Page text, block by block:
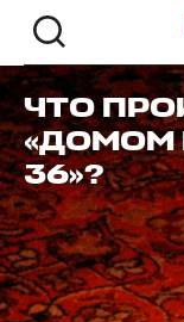
ЧТО
«ДОМОМ
36»?